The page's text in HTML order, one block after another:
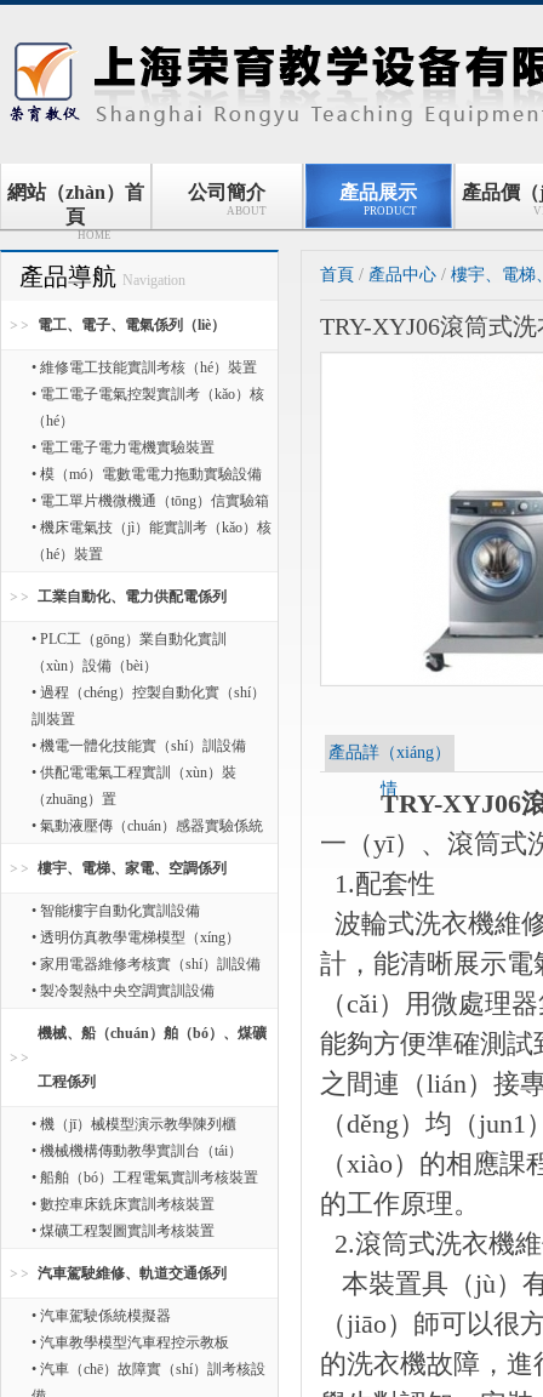
網站（zhàn）首
頁
HOME
公司簡介
ABOUT
產品展示
PRODUCT
產品價
產品導航 Navigation
電工、電子、電氣係列（liè）
• 維修電工技能實訓考核（hé）裝置
• 電工電子電氣控製實訓考（kǎo）核
（hé）
• 電工電子電力電機實驗裝置
• 模（mó）電數電電力拖動實驗設備
• 電工單片機微機通（tōng）信實驗箱
• 機床電氣技（jì）能實訓考（kǎo）核
（hé）裝置
工業自動化、電力供配電係列
• PLC工（gōng）業自動化實訓
（xùn）設備（bèi）
• 過程（chéng）控製自動化實（shí）
訓裝置
• 機電一體化技能實（shí）訓設備
• 供配電電氣工程實訓（xùn）裝
（zhuāng）置
• 氣動液壓傳（chuán）感器實驗係統
樓宇、電梯、家電、空調係列
• 智能樓宇自動化實訓設備
• 透明仿真教學電梯模型（xíng）
• 家用電器維修考核實（shí）訓設備
• 製冷製熱中央空調實訓設備
機械、船（chuán）舶（bó）、煤礦
工程係列
• 機（jī）械模型演示教學陳列櫃
• 機械機構傳動教學實訓台（tái）
• 船舶（bó）工程電氣實訓考核裝置
• 數控車床銑床實訓考核裝置
• 煤礦工程製圖實訓考核裝置
汽車駕駛維修、軌道交通係列
• 汽車駕駛係統模擬器
• 汽車教學模型汽車程控示教板
• 汽車（chē）故障實（shí）訓考核設
首頁 / 產品中心 / 樓宇、電梯
TRY-XYJ06滾筒式
產品詳（xiáng）
情
TRY-XYJ06
一（yī）、滾筒式
1.配套性
波輪式洗衣機維
計，能清晰展示電
（cǎi）用微處理
能夠方便準確測試
之間連（lián）接
（děng）均（
（xiào）的相應
的工作原理。
2.滾筒式洗衣機
本裝置具（jù）
（jiāo）師可以很
的洗衣機故障，